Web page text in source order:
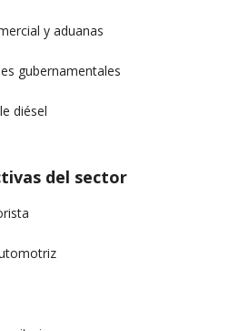
y aduanas
gubernamentales
diésel
del sector